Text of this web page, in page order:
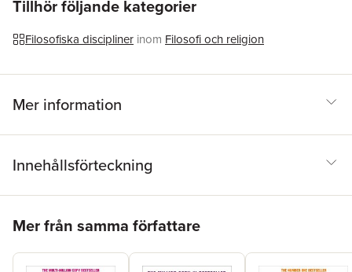
Tillhör följande kategorier
Filosofiska discipliner inom Filosofi och religion
Mer information
Innehållsförteckning
Mer från samma författare